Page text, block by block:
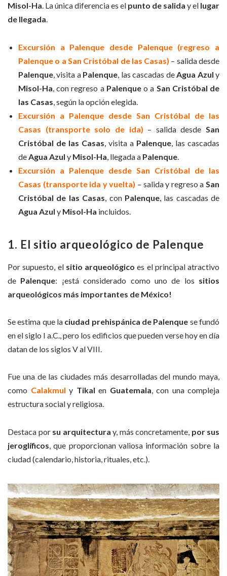
Misol-Ha. La única diferencia es el punto de salida y el lugar
de llegada.
Excursión a Palenque desde Palenque (regreso a
Palenque o a San Cristóbal de las Casas) – salida desde
Palenque , visita a Palenque , las cascadas de Agua Azul y
Misol-Ha , con regreso a Palenqueo a San Cristóbal de
las Casas , según la opción elegida.
Excursión a Palenque desde San Cristóbal de las
Casas (transporte solo de ida) – salida desde San
Cristóbal de las Casas , visita a Palenque , las cascadas
de Agua Azul y Misol-Ha , llegada a Palenque
Excursión a Palenque desde San Cristóbal de las
Casas (transporte ida y vuelta) – salida y regreso a San
Cristóbal de las Casas , con Palenque, las cascadas de
Agua Azul y Misol-Ha incluidos.
1. El sitio arqueológico de Palenque
Por supuesto, elsitio arqueológico es el principal atractivo
de Palenque: ¡está considerado como uno de los sitios
arqueológicos más importantes de México!
Se estima que la ciudad prehispánica de Palenque se fundó
en el siglo I a.C., pero los edificios que pueden verse hoy en día
datan de los siglos V al VIII.
Fue una de las ciudades más desarrolladas del mundo maya,
como Calakmul y Tikal en Guatemala, con una compleja
estructura social y religiosa.
Destaca porsu arquitectura y, más concretamente, por sus
jeroglíficos, que proporcionan valiosa información sobre la
ciudad (calendario, historia, rituales, etc.).